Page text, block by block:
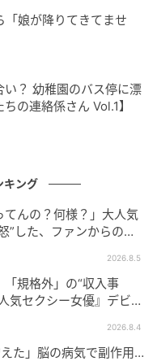
ティストとして、世
業に関する関心を高
なれるような活動を
コメント
になったのは一本の
した。そのワインが
歴史や人間、文化を
ンに出会ってなけれ
しれないです。
をもっと多くの人に
娘が降りてきてませ
い？ 幼稚園のバス停に漂
の連絡係さん Vol.1】
キング
てんの？何様？」大人気
”した、ファンからの
2026.8.5
「規格外」の“収入事
気セクシー女優』デビュ
2026.8.4
えた」脳の病気で副作用…